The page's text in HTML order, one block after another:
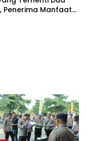
Penerima Manfaat